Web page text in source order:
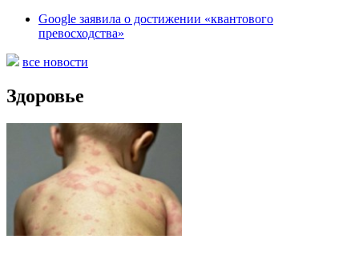
Google заявила о достижении «квантового
превосходства»
все новости
Здоровье